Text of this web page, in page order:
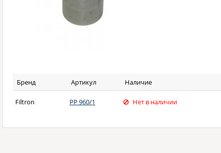
Бренд Артикул Наличие
Filtron PP 960/1 Нет в наличии